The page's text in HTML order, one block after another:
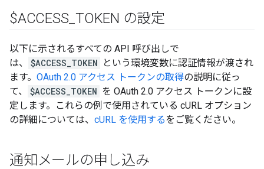
$ACCESS _TOKEN の設定
以下に示されるすべての API 呼び出しで
は、
$ACCESS_TOKEN
という環境変数に認証情報が渡され
ます。 OAuth 2.0 アクセス トークンの取得の説明に従っ
て、
$ACCESS_TOKEN を OAuth 2.0 アクセス トークンに設
定します。これらの例で使用されている cURL オプション
の詳細については、 cURL を使用するをご覧ください。
通知メールの申し込み